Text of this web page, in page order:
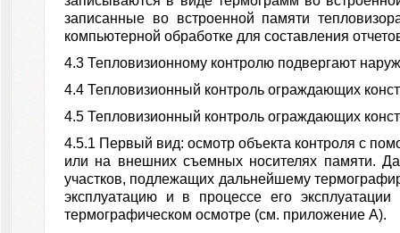
записанные во встроенной памяти
компьютерной обработке для составления
4.3 Тепловизионному контролю подвергают
4.4 Тепловизионный контроль ограждающих
4.5 Тепловизионный контроль ограждающих
4.5.1 Первый вид: осмотр объекта контроля с
или на внешних съемных носителях памяти.
участков, подлежащих дальнейшему
эксплуатацию и в процессе его
термографическом осмотре (см. приложение А).